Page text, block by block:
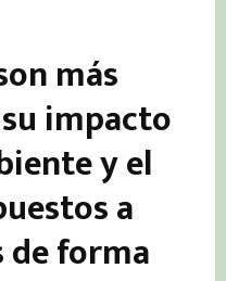
más
impacto
y el
a
forma